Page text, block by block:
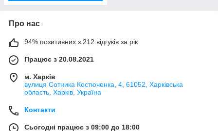
Про нас
94% позитивних з 212 відгуків за рік
Працює з 20.08.2021
м. Харків
вулиця Сотника Костюченка, 4, 61052, Харківська
область, Харків, Україна
Контакти
Сьогодні працює з 09:00 до 18:00